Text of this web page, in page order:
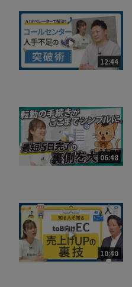
12:44
06:48
10:40